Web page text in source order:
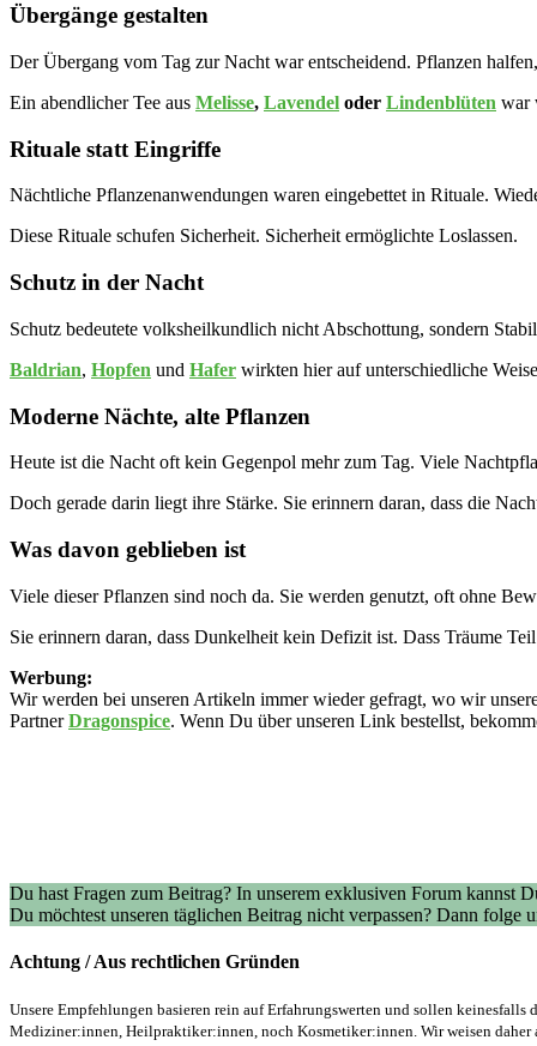
Übergänge gestalten
Der Übergang vom Tag zur Nacht war entscheidend. Pflanzen
Ein abendlicher Tee aus Melisse, Lavendel oder Lindenblüten war
Rituale statt Eingriffe
Nächtliche Pflanzenanwendungen waren eingebettet in Rituale.
Diese Rituale schufen Sicherheit. Sicherheit ermöglichte Loslassen.
Schutz in der Nacht
Schutz bedeutete volksheilkundlich nicht Abschottung, sondern
Baldrian, Hopfen und Hafer wirkten hier auf unterschiedliche
Moderne Nächte, alte Pflanzen
Heute ist die Nacht oft kein Gegenpol mehr zum Tag. Viele
Doch gerade darin liegt ihre Stärke. Sie erinnern daran, dass die
Was davon geblieben ist
Viele dieser Pflanzen sind noch da. Sie werden genutzt, oft ohne
Sie erinnern daran, dass Dunkelheit kein Defizit ist. Dass Träume
Werbung:
Wir werden bei unseren Artikeln immer wieder gefragt, wo wir
PartnerDragonspice. Wenn Du über unseren Link bestellst,
Du hast Fragen zum Beitrag? In unserem exklusiven Forum kannst
Du möchtest unseren täglichen Beitrag nicht verpassen? Dann folge
Achtung / Aus rechtlichen Gründen
Unsere Empfehlungen basieren rein auf Erfahrungswerten und sollen
Mediziner:innen, Heilpraktiker:innen, noch Kosmetiker:innen. Wir weisen daher